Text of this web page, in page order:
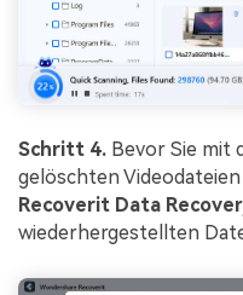
Schritt 4. Bevor Sie mit
gelöschten
Recoverit Data
wiederhergestellten